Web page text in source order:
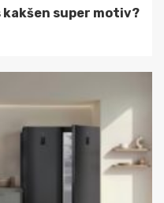
super motiv?